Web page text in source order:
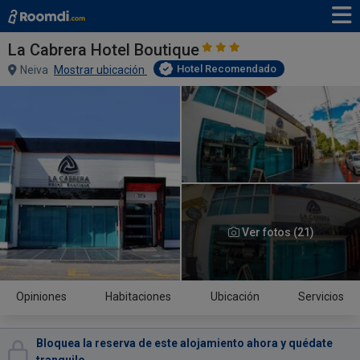
La Cabrera Hotel Boutique
Neiva Mostrar ubicación Hotel Recomendado
Ver fotos (21)
Opiniones Habitaciones Ubicación Servicios
Bloquea la reserva de este alojamiento ahora y quédate